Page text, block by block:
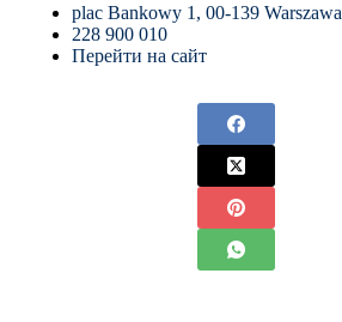
plac Bankowy 1, 00-139 Warszawa
228 900 010
Перейти на сайт